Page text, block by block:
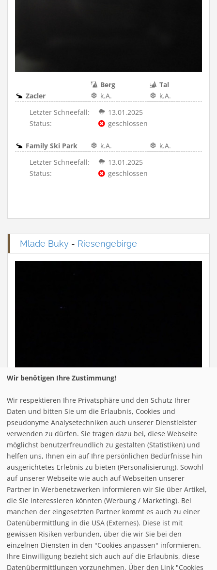
Berg
Tal
Zacler
k.A.
k.A.
Letzter Schneefall:
13.01.2025
Status:
geschlossen
Family Ski Park k.A.
k.A.
Letzter Schneefall:
13.01.2025
Status:
geschlossen
Mlade Buky - Riesengebirge
Mlade Buky
k.A.
k.A.
Letzter Schneefall:
01.01.2026
Status:
geschlossen
follow us on facebook
Wir benötigen Ihre Zustimmung!
Wir respektieren Ihre Privatsphäre und den Schutz Ihrer
Daten und bitten Sie um die Erlaubnis, Cookies und
pseudonyme Analysetechniken auch unserer Dienstleister
verwenden zu dürfen. Sie tragen dazu bei, diese Webseite
möglichst benutzerfreundlich zu gestalten (Statistiken) und
helfen uns, Ihnen ein auf Ihre persönlichen Bedürfnisse hin
ausgerichtetes Erlebnis zu bieten (Personalisierung). Sowohl
auf unserer Webseite wie auch auf Webseiten unserer
Partner in Werbenetzwerken informieren wir Sie über Artikel,
die Sie interessieren könnten (Werbung / Marketing). Bei
manchen der eingesetzten Partner kommt es auch zu einer
Datenübermittlung in die USA (Externes). Diese ist mit
gewissen Risiken verbunden, über die wir Sie bei den
einzelnen Diensten in den "Cookies anpassen" informieren.
Ihre Einwilligung bezieht sich auch auf die Erlaubnis, diese
Datenübermittlungen vorzunehmen. Über den Link "Cookies